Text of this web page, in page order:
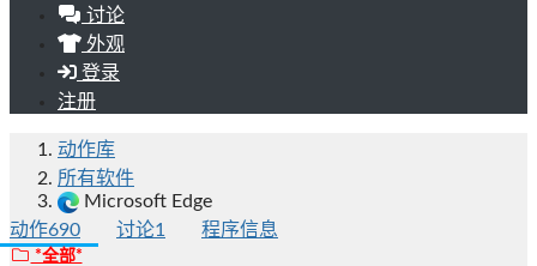
讨论
外观
登录
注册
动作库
所有软件
Microsoft Edge
动作690 讨论1 程序信息
*全部*